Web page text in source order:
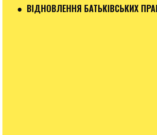
● ВІДНОВЛЕННЯ БАТЬКІВСЬКИХ